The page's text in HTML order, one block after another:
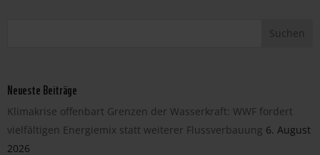
Neueste Beiträge
Klimakrise offenbart Grenzen der Wasserkraft: WWF fordert
vielfältigen Energiemix statt weiterer Flussverbauung 6. August
2026